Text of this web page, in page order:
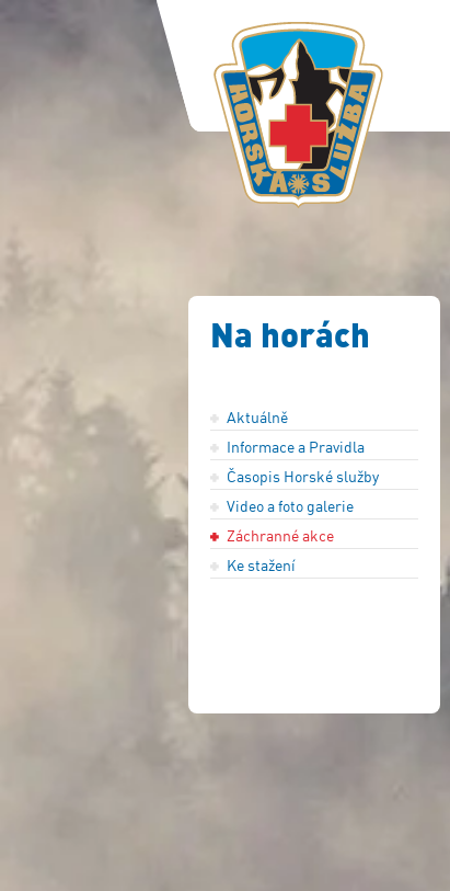
Na horách
Aktuálně
Informace a Pravidla
Časopis Horské služby
Video a foto galerie
Záchranné akce
Ke stažení